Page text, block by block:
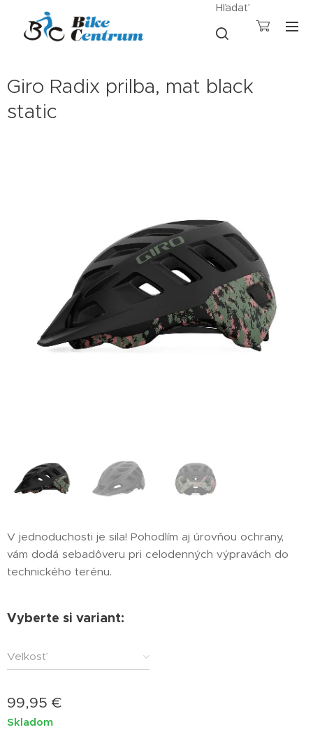
Hľadať
Giro Radix prilba, mat black
static
V jednoduchosti je sila! Pohodlím aj úrovňou ochrany,
vám dodá sebadôveru pri celodenných výpravách do
technického terénu.
Vyberte si variant:
Veľkosť
99,95 €
Skladom